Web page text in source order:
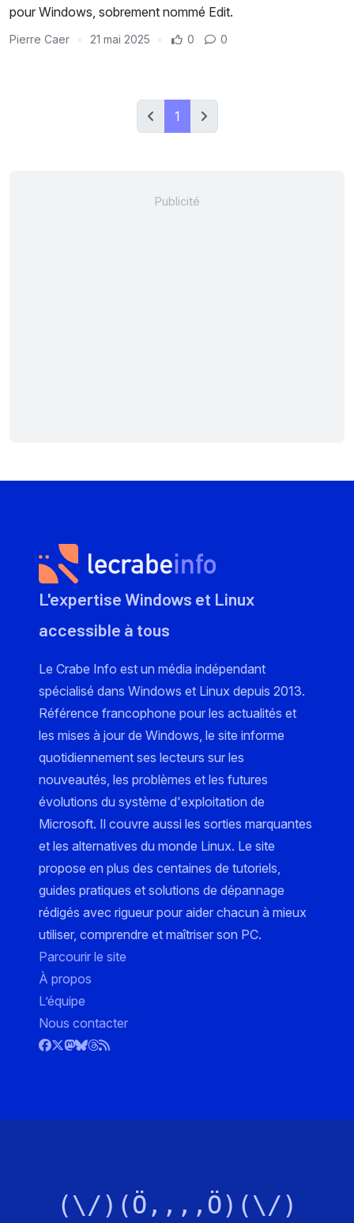
pour Windows, sobrement nommé Edit.
Pierre Caer 21 mai 2025 0 0
1
L'expertise Windows et Linux
accessible à tous
Le Crabe Info est un média indépendant
spécialisé dans Windows et Linux depuis 2013.
Référence francophone pour les actualités et
les mises à jour de Windows, le site informe
quotidiennement ses lecteurs sur les
nouveautés, les problèmes et les futures
évolutions du système d'exploitation de
Microsoft. Il couvre aussi les sorties marquantes
et les alternatives du monde Linux. Le site
propose en plus des centaines de tutoriels,
guides pratiques et solutions de dépannage
rédigés avec rigueur pour aider chacun à mieux
utiliser, comprendre et maîtriser son PC.
Parcourir le site
À propos
L’équipe
Nous contacter
(\/)(Ö,,,,Ö)(\/)